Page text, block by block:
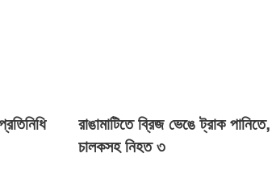
রাঙামাটিতে ব্রিজ ভেঙে ট্রাক পানিতে,
চালকসহ নিহত ৩